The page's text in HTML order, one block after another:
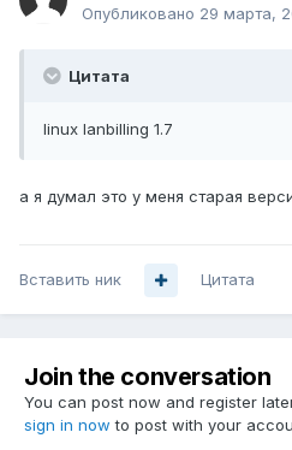
Опубликовано 29 марта,
Цитата
linux lanbilling 1.7
а я думал это у меня старая
Вставить ник Цитата
Join the conversation
You can post now and register
sign in now to post with your